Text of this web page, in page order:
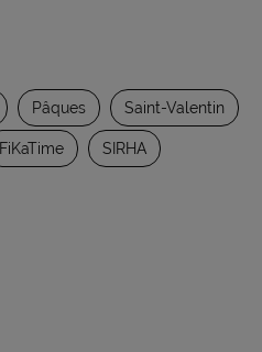
Pâques Saint-Valentin
FiKaTime SIRHA